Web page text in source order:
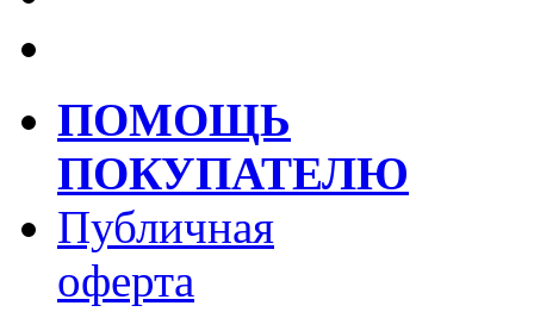
ПОМОЩЬ
ПОКУПАТЕЛЮ
Публичная
оферта